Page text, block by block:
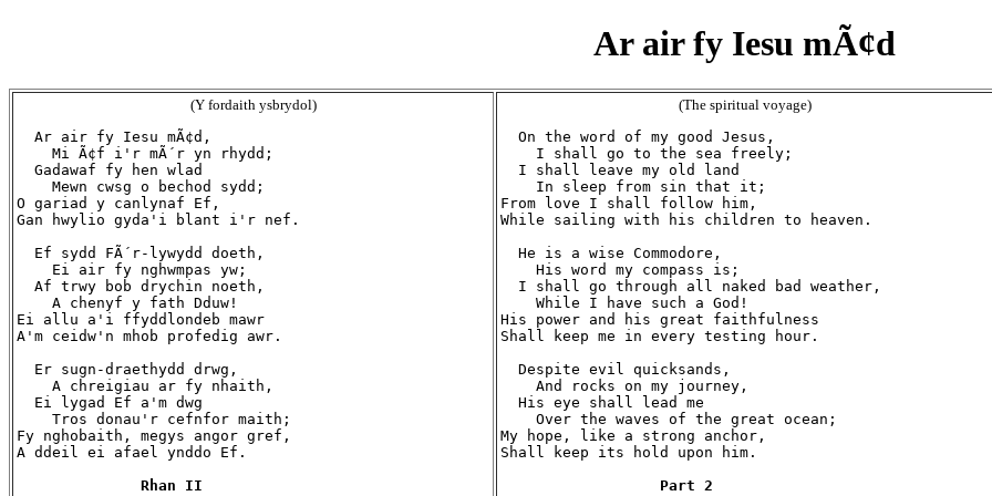
Ar air fy Iesu mÃ¢d
(Y fordaith ysbrydol)
  Ar air fy Iesu mÃ¢d,
    Mi Ã¢f i'r mÃ´r yn rhydd;
  Gadawaf fy hen wlad
    Mewn cwsg o bechod sydd;
O gariad y canlynaf Ef,
Gan hwylio gyda'i blant i'r nef.
  Ef sydd FÃ´r-lywydd doeth,
    Ei air fy nghwmpas yw;
  Af trwy bob drychin noeth,
    A chenyf y fath Dduw!
Ei allu a'i ffyddlondeb mawr
A'm ceidw'n mhob profedig awr.
  Er sugn-draethydd drwg,
    A chreigiau ar fy nhaith,
  Ei lygad Ef a'm dwg
    Tros donau'r cefnfor maith;
Fy nghobaith, megys angor gref,
A ddeil ei afael ynddo Ef.
Rhan II
(The spiritual voyage)
  On the word of my good Jesus,
    I shall go to the sea freely;
  I shall leave my old land
    In sleep from sin that it;
From love I shall follow him,
While sailing with his children to heaven.
  He is a wise Commodore,
    His word my compass is;
  I shall go through all naked bad weather,
    While I have such a God!
His power and his great faithfulness
Shall keep me in every testing hour.
  Despite evil quicksands,
    And rocks on my journey,
  His eye shall lead me
    Over the waves of the great ocean;
My hope, like a strong anchor,
Shall keep its hold upon him.
Part 2